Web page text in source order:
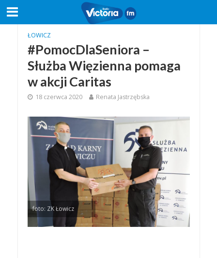
ŁOWICZ
#PomocDlaSeniora –
Służba Więzienna pomaga
w akcji Caritas
18 czerwca 2020 Renata Jastrzębska
foto: ZK Łowicz